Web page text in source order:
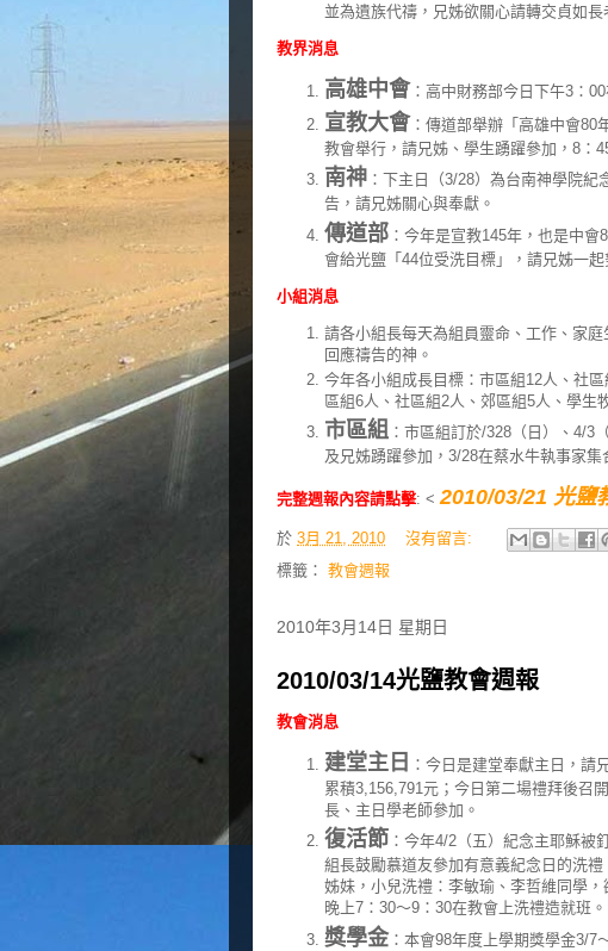
並為遺族代禱，兄姊欲關心請轉交貞如
教界消息
高雄中會 ：高中財務部今日下午3：
宣教大會 ：傳道部舉辦「高雄中會
教會舉行，請兄姊、學生踴躍參加，8：
南神 ：下主日（3/28）為台南神學院
告，請兄姊關心與奉獻。
傳道部 ：今年是宣教145年，也是中
會給光鹽「44位受洗目標」，請兄姊一起
小組消息
請各小組長每天為組員靈命、工作、家
回應禱告的神。
今年各小組成長目標：市區組12人、社
區組6人、社區組2人、郊區組5人、學生
市區組 ：市區組訂於/328（日）、4/3
及兄姊踴躍參加，3/28在蔡水牛執事家集
完整週報內容請點擊: <2010/03/21 光鹽
於 3月 21, 2010
沒有留言:
標籤： 教會週報
2010年3月14日 星期日
2010/03/14光鹽教會週報
教會消息
建堂主日 ：今日是建堂奉獻主日，請
累積3,156,791元；今日第二場禮拜後召
長、主日學老師參加。
復活節 ：今年4/2（五）紀念主耶穌被
組長鼓勵慕道友參加有意義紀念日的洗
姊妹，小兒洗禮：李敏瑜、李哲維同學
晚上7：30～9：30在教會上洗禮造就班。
獎學金：本會98年度上學期獎學金3/7